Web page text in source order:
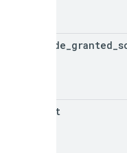
include granted
prompt